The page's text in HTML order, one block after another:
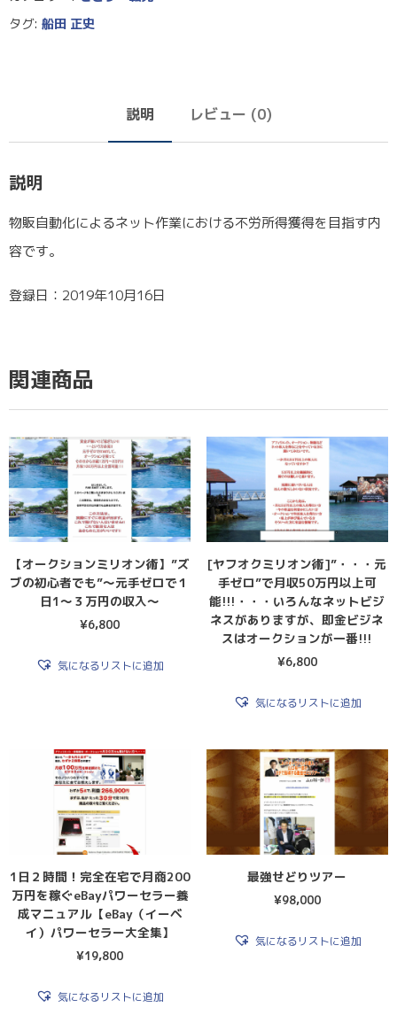
タグ: 船田 正史
説明 レビュー (0)
説明
物販自動化によるネット作業における不労所得獲得を目指す内
容です。
登録日：2019年10月16日
関連商品
【オークションミリオン術】”ズ
ブの初心者でも”〜元手ゼロで１
日1〜３万円の収入〜
¥6,800
気になるリストに追加
[ヤフオクミリオン術]”・・・元
手ゼロ”で月収50万円以上可
能!!!・・・いろんなネットビジ
ネスがありますが、即金ビジネ
スはオークションが一番!!!
¥6,800
気になるリストに追加
1日２時間！完全在宅で月商200
万円を稼ぐeBayパワーセラー養
成マニュアル【eBay（イーベ
イ）パワーセラー大全集】
¥19,800
気になるリストに追加
最強せどりツアー
¥98,000
気になるリストに追加